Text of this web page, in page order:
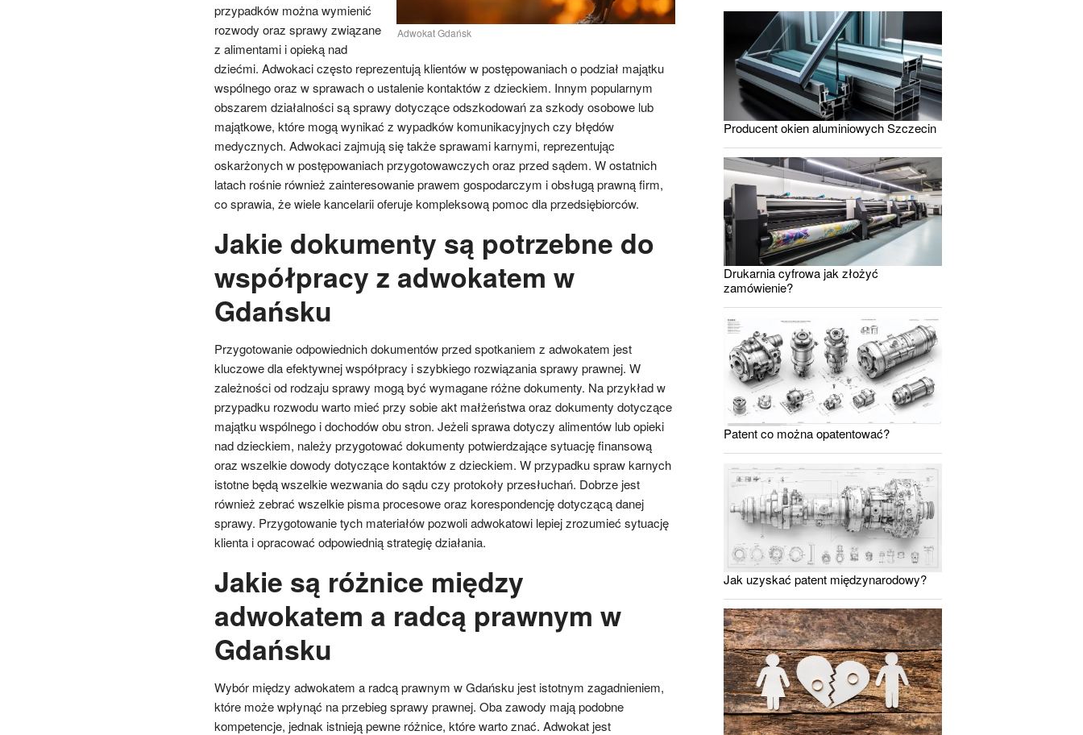
Adwokat Gdańsk
przypadków można wymienić
rozwody oraz sprawy związane
z alimentami i opieką nad
dziećmi. Adwokaci często reprezentują klientów w postępowaniach o podział majątku
wspólnego oraz w sprawach o ustalenie kontaktów z dzieckiem. Innym popularnym
obszarem działalności są sprawy dotyczące odszkodowań za szkody osobowe lub
majątkowe, które mogą wynikać z wypadków komunikacyjnych czy błędów
medycznych. Adwokaci zajmują się także sprawami karnymi, reprezentując
oskarżonych w postępowaniach przygotowawczych oraz przed sądem. W ostatnich
latach rośnie również zainteresowanie prawem gospodarczym i obsługą prawną firm,
co sprawia, że wiele kancelarii oferuje kompleksową pomoc dla przedsiębiorców.
Jakie dokumenty są potrzebne do
współpracy z adwokatem w
Gdańsku
Przygotowanie odpowiednich dokumentów przed spotkaniem z adwokatem jest
kluczowe dla efektywnej współpracy i szybkiego rozwiązania sprawy prawnej. W
zależności od rodzaju sprawy mogą być wymagane różne dokumenty. Na przykład w
przypadku rozwodu warto mieć przy sobie akt małżeństwa oraz dokumenty dotyczące
majątku wspólnego i dochodów obu stron. Jeżeli sprawa dotyczy alimentów lub opieki
nad dzieckiem, należy przygotować dokumenty potwierdzające sytuację finansową
oraz wszelkie dowody dotyczące kontaktów z dzieckiem. W przypadku spraw karnych
istotne będą wszelkie wezwania do sądu czy protokoły przesłuchań. Dobrze jest
również zebrać wszelkie pisma procesowe oraz korespondencję dotyczącą danej
sprawy. Przygotowanie tych materiałów pozwoli adwokatowi lepiej zrozumieć sytuację
klienta i opracować odpowiednią strategię działania.
Jakie są różnice między
adwokatem a radcą prawnym w
Gdańsku
Wybór między adwokatem a radcą prawnym w Gdańsku jest istotnym zagadnieniem,
które może wpłynąć na przebieg sprawy prawnej. Oba zawody mają podobne
kompetencje, jednak istnieją pewne różnice, które warto znać. Adwokat jest
Producent okien aluminiowych Szczecin
Drukarnia cyfrowa jak złożyć
zamówienie?
Patent co można opatentować?
Jak uzyskać patent międzynarodowy?